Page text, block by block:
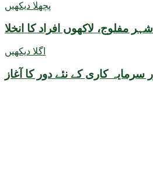
پچھلا دیکھیں
مفلوج، لاکھوں افراد کا انخلا
اگلا دیکھیں
سرمایہ کاری کے نئے دور کا آغاز